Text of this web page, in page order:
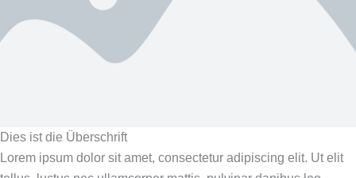
Dies ist die Überschrift
Lorem ipsum dolor sit amet, consectetur adipiscing elit. Ut elit